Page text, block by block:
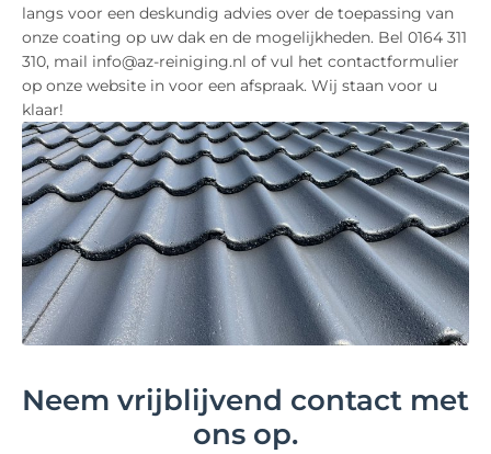
langs voor een deskundig advies over de toepassing van
onze coating op uw dak en de mogelijkheden. Bel 0164 311
310, mail info@az-reiniging.nl of vul het contactformulier
op onze website in voor een afspraak. Wij staan voor u
klaar!
Neem vrijblijvend contact met
ons op.